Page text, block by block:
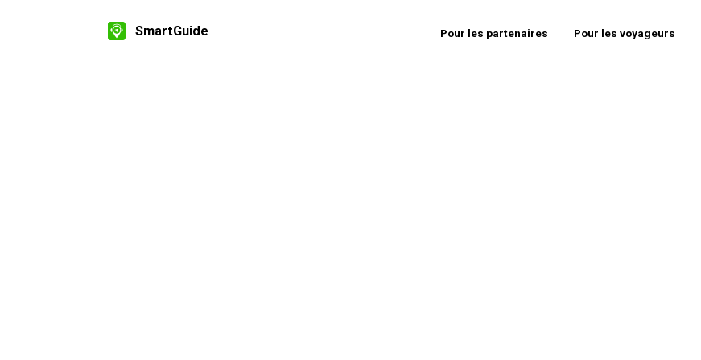
SmartGuide Pour les partenaires Pour les voyageurs